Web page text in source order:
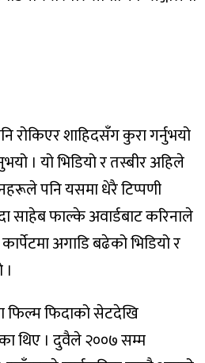
रोकिएर शाहिदसँग कुरा गर्नुभयो
। यो भिडियो र तस्बीर अहिले
पनि यसमा धेरै टिप्पणी
साहेब फाल्के अवार्डबाट करिनाले
अगाडि बढेको भिडियो र
फिल्म फिदाको सेटदेखि
थिए । दुवैले २००७ सम्म